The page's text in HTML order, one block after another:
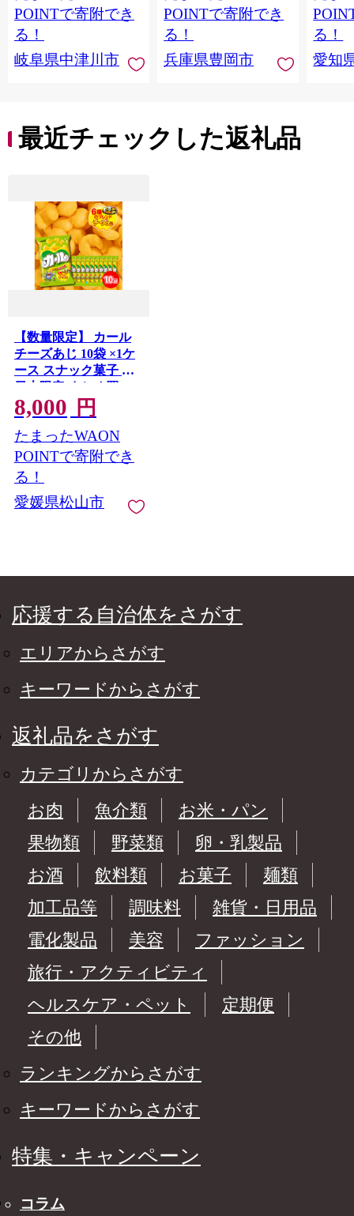
取り寄せ くり お菓子
POINTで寄附でき
る！
岐阜県中津川市
合わせ ホワイトデー
お返し 冷凍 手作り 化
粧箱入り ギフト TAS
BAKE
POINTで寄附でき
る！
兵庫県豊岡市
る！
愛知
最近チェックした返礼品
【数量限定】 カール
チーズあじ 10袋 ×1ケ
ース スナック菓子 西
日本限定 まとめ買い
お菓子 おつまみ イベ
ント パーティー 明治
meij 愛媛県 松山市 ★
8,000 円
たまったWAON
POINTで寄附でき
る！
愛媛県松山市
応援する自治体をさがす
エリアからさがす
キーワードからさがす
返礼品をさがす
カテゴリからさがす
お肉
魚介類
お米・パン
果物類
野菜類
卵・乳製品
お酒
飲料類 お菓子
麺類
加工品等
調味料
雑貨・日用品
電化製品
美容
ファッション
旅行・アクティビティ
ヘルスケア・ペット
定期便
その他
ランキングからさがす
キーワードからさがす
特集・キャンペーン
コラム